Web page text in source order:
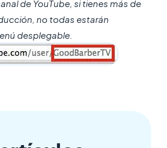
de YouTube, si tienes más de
no todas estarán
desplegable.